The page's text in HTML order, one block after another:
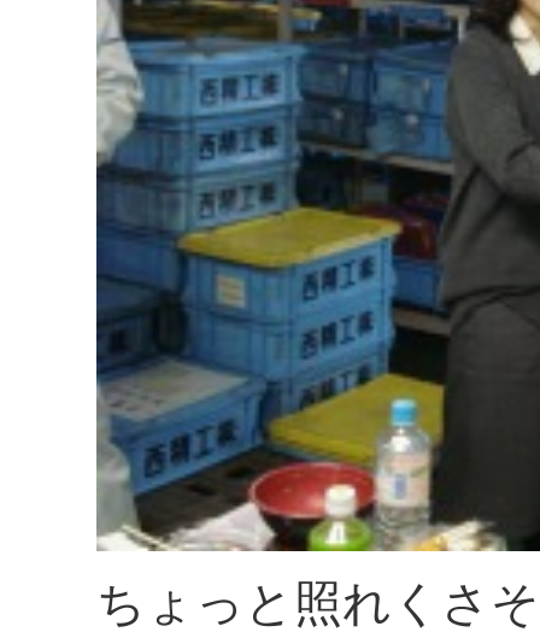
ちょっと照れくさ